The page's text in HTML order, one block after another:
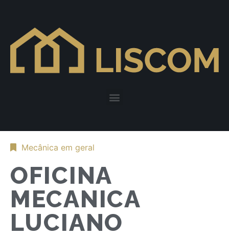
Mecânica em geral
OFICINA
MECANICA
LUCIANO